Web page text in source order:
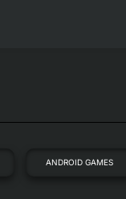
ANDROID GAMES